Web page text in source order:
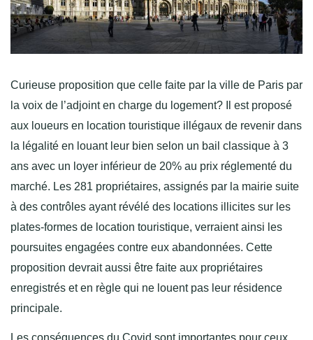
Curieuse proposition que celle faite par la ville de Paris par
la voix de l’adjoint en charge du logement? Il est proposé
aux loueurs en location touristique illégaux de revenir dans
la légalité en louant leur bien selon un bail classique à 3
ans avec un loyer inférieur de 20% au prix réglementé du
marché. Les 281 propriétaires, assignés par la mairie suite
à des contrôles ayant révélé des locations illicites sur les
plates-formes de location touristique, verraient ainsi les
poursuites engagées contre eux abandonnées. Cette
proposition devrait aussi être faite aux propriétaires
enregistrés et en règle qui ne louent pas leur résidence
principale.
Les conséquences du Covid sont importantes pour ceux